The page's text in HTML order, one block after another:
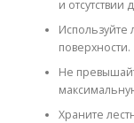
и отсутствии
Используйте
поверхности.
Не
Храните